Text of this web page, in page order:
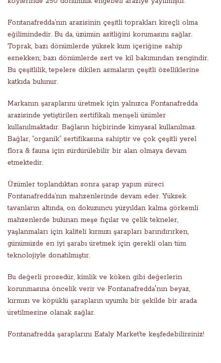
Fontanafredda’nın arazisinin çeşitli toprakları kireçli olma
eğilimindedir. Bu da, üzümün asitliğini korumasını sağlar.
Toprak, bazı dönümlerde yüksek kum içeriğine sahip
esnekken; bazı dönümlerde sert ve kil bakımından zengindir.
Bu çeşitlilik, tepelere dikilen asmaların çeşitli özelliklerine
katkıda bulunur.
Markanın şaraplarını üretmek için yalnızca Fontanafredda
arazisinde yetiştirilen sertifikalı menşeli üzümler
kullanılmaktadır. Bağların hiçbirinde kimyasal kullanılmaz.
Bağlar, “organik” sertifikasına sahiptir ve çok çeşitli yerel
flora & fauna için sürdürülebilir bir alan olmaya devam
etmektedir.
Üzümler toplandıktan sonra şarap yapım süreci
Fontanafredda’nın mahzenlerinde devam eder. Yüksek
tavanların altında, on dokuzuncu yüzyıldan kalma görkemli
mahzenlerde bulunan meşe fıçılar ve çelik tekneler,
yaşlanmaları için kaliteli kırmızı şarapları barındırırken,
günümüzde en iyi şarabı üretmek için gerekli olan tüm
teknolojiyle donatılmıştır.
Bu değerli prosedür, kimlik ve köken gibi değerlerin
korunmasına öncelik verir ve Fontanafredda'nın beyaz,
kırmızı ve köpüklü şarapların uyumlu bir şekilde bir arada
üretilmesine olanak sağlar.
Fontanafredda şaraplarını Eataly Market’te keşfedebilirsiniz!